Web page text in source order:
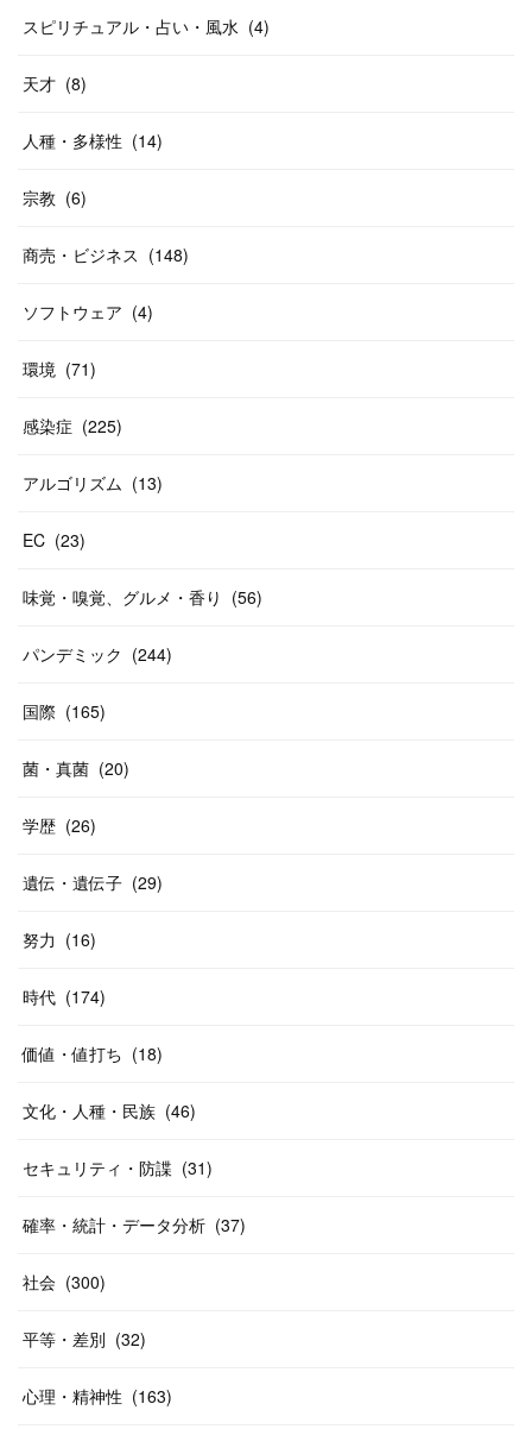
スピリチュアル・占い・風水 (4)
天才 (8)
人種・多様性 (14)
宗教 (6)
商売・ビジネス (148)
ソフトウェア (4)
環境 (71)
感染症 (225)
アルゴリズム (13)
EC (23)
味覚・嗅覚、グルメ・香り (56)
パンデミック (244)
国際 (165)
菌・真菌 (20)
学歴 (26)
遺伝・遺伝子 (29)
努力 (16)
時代 (174)
価値・値打ち (18)
文化・人種・民族 (46)
セキュリティ・防諜 (31)
確率・統計・データ分析 (37)
社会 (300)
平等・差別 (32)
心理・精神性 (163)